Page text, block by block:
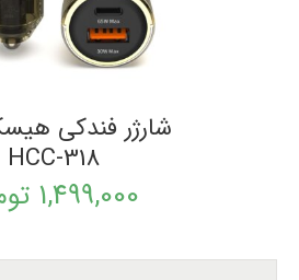
شارژر فندکی
HCC-318
1,499,000